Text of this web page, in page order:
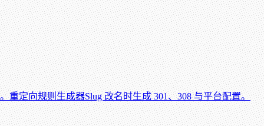
重定向规则生成器Slug 改名时生成 301、308 与平台配置。